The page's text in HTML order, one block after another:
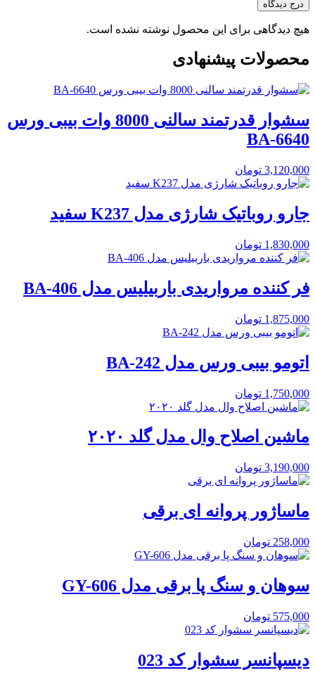
درج دیدگاه
هیچ دیدگاهی برای این محصول نوشته نشده است.
محصولات پیشنهادی
سشوار قدرتمند سالنی 8000 وات بیبی ورس
BA-6640
3,120,000 تومان
جارو روباتیک شارژی مدل K237 سفید
1,830,000 تومان
فر کننده مرواریدی باربیلیس مدل BA-406
1,875,000 تومان
اتومو بیبی ورس مدل BA-242
1,750,000 تومان
ماشین اصلاح وال مدل گلد ۲۰۲۰
3,190,000 تومان
ماساژور پروانه ای برقی
258,000 تومان
سوهان و سنگ پا برقی مدل GY-606
575,000 تومان
دیسپانسر سشوار کد 023